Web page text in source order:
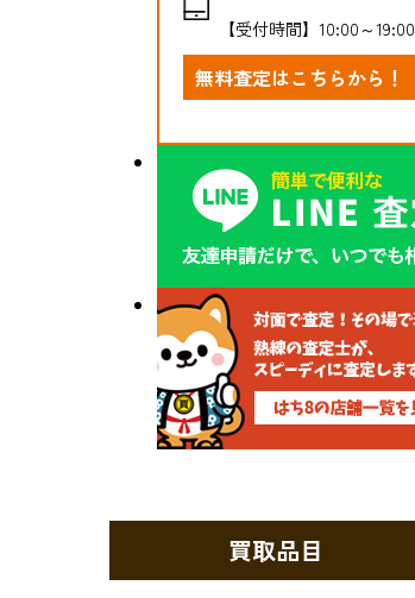
【受付時間】10:00～19:00
無料査定はこちらから！
買取品目